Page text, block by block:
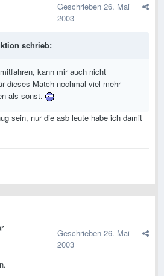
Geschrieben 26. Mai
2003
schrieb:
kann mir auch nicht
dieses Match nochmal viel mehr
als sonst.
sein, nur die asb leute habe ich damit
Geschrieben 26. Mai
2003